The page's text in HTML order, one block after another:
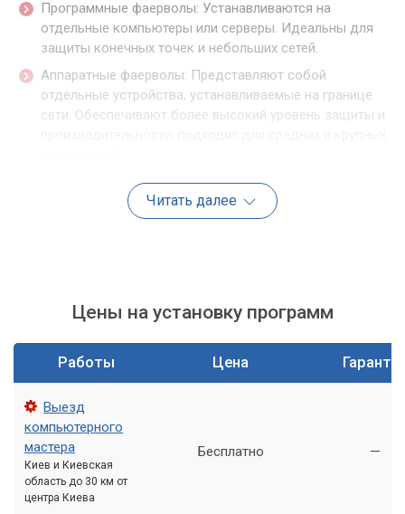
Программные фаерволы: Устанавливаются на
отдельные компьютеры или серверы. Идеальны для
защиты конечных точек и небольших сетей.
Аппаратные фаерволы: Представляют собой
отдельные устройства, устанавливаемые на границе
сети. Обеспечивают более высокий уровень защиты и
NGFW (Next-Generation Firewalls): Фаерволы нового
поколения, которые, помимо базовых функций,
предлагают расширенные возможности, такие как
факторов, включая размер вашей сети, чувствительность
настроенный фаервол может стать не
защитой, а "дырой" в вашей системе
безопасности.
Читать далее
Цены на установку программ
Работы Цена
Выезд
компьютерного
мастера
Киев и Киевская
область до 30 км от
центра Киева
Бесплатно —